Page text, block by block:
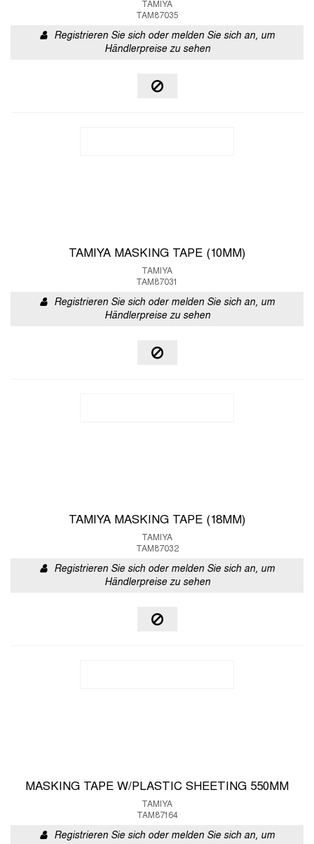
TAMIYA
TAM87035
Registrieren Sie sich oder melden Sie sich an, um
Händlerpreise zu sehen
TAMIYA MASKING TAPE (10MM)
TAMIYA
TAM87031
Registrieren Sie sich oder melden Sie sich an, um
Händlerpreise zu sehen
TAMIYA MASKING TAPE (18MM)
TAMIYA
TAM87032
Registrieren Sie sich oder melden Sie sich an, um
Händlerpreise zu sehen
MASKING TAPE W/PLASTIC SHEETING 550MM
TAMIYA
TAM87164
Registrieren Sie sich oder melden Sie sich an, um